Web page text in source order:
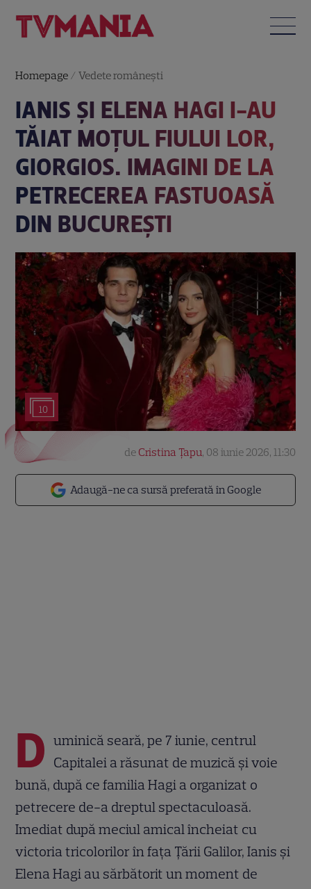
Homepage /Vedete româneşti
IANIS ȘI ELENA HAGI I-AU
TĂIAT MOȚUL FIULUI LOR,
GIORGIOS. IMAGINI DE LA
PETRECEREA FASTUOASĂ
DIN BUCUREȘTI
10
Adaugă-ne ca sursă preferată în Google
de Cristina Țapu, 08 iunie 2026, 11:30
D uminică seară, pe 7 iunie, centrul
Capitalei a răsunat de muzică și voie
bună, după ce familia Hagi a organizat o
petrecere de-a dreptul spectaculoasă.
Imediat după meciul amical încheiat cu
victoria tricolorilor în fața Țării Galilor, Ianis și
Elena Hagi au sărbătorit un moment de